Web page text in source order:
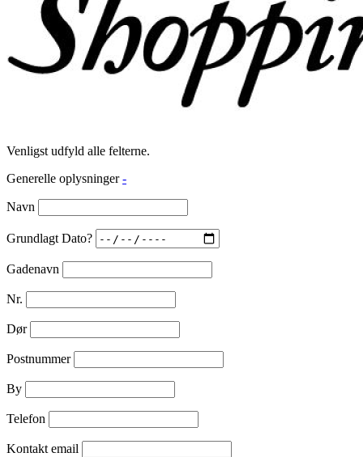
Venligst udfyld alle felterne.
Generelle oplysninger -
Navn
Grundlagt Dato?
Gadenavn
Nr.
Dør
Postnummer
By
Telefon
Kontakt email